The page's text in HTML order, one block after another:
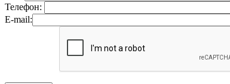
Телефон:
E-mail: